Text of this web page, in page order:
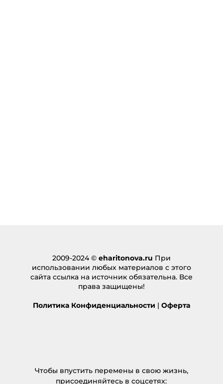
2009-2024 © eharitonova.ru При
использовании любых материалов с этого
сайта ссылка на источник обязательна. Все
права защищены!
Политика Конфиденциальности | Оферта
Чтобы впустить перемены в свою жизнь,
присоединяйтесь в соцсетях: